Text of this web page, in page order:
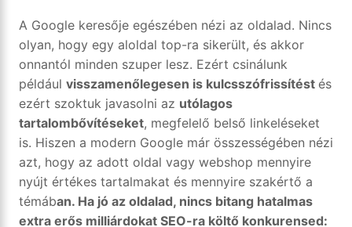
A Google keresője egészében nézi az oldalad. Nincs
olyan, hogy egy aloldal top-ra sikerült, és akkor
onnantól minden szuper lesz. Ezért csinálunk
például visszamenőlegesen is kulcsszófrissítést és
ezért szoktuk javasolni az utólagos
tartalombővítéseket, megfelelő belső linkeléseket
is. Hiszen a modern Google már összességében nézi
azt, hogy az adott oldal vagy webshop mennyire
nyújt értékes tartalmakat és mennyire szakértő a
témában. Ha jó az oldalad, nincs bitang hatalmas
extra erős milliárdokat SEO-ra költő konkurensed: